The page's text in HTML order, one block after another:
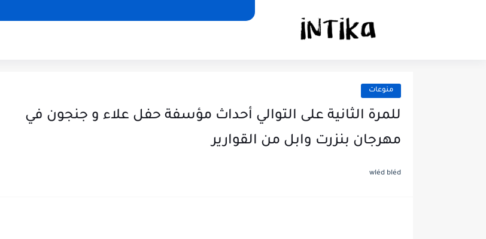
منوعات
للمرة الثانية على التوالي أحداث مؤسفة حفل علاء و جنجون في
مهرجان بنزرت وابل من القوارير
wléd bléd